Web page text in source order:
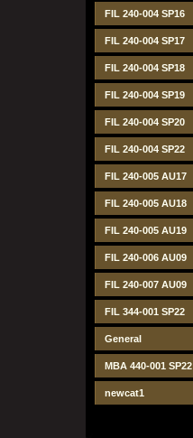
FIL 240-004 SP16
FIL 240-004 SP17
FIL 240-004 SP18
FIL 240-004 SP19
FIL 240-004 SP20
FIL 240-004 SP22
FIL 240-005 AU17
FIL 240-005 AU18
FIL 240-005 AU19
FIL 240-006 AU09
FIL 240-007 AU09
FIL 344-001 SP22
General
MBA 440-001 SP22
newcat1